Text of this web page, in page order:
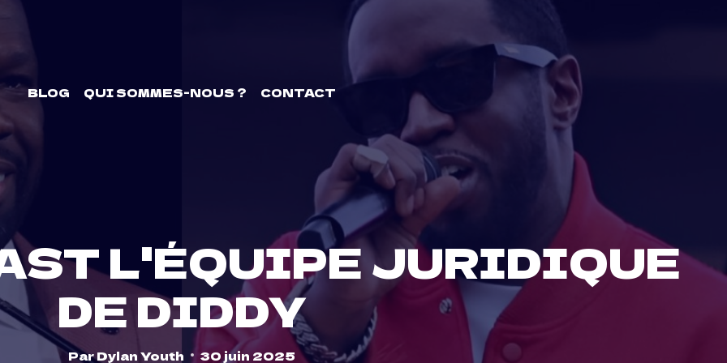
BLOG QUI SOMMES-NOUS ? CONTACT
L'ÉQUIPE JURIDIQUE
DE DIDDY
ParDylan Youth 30 juin 2025